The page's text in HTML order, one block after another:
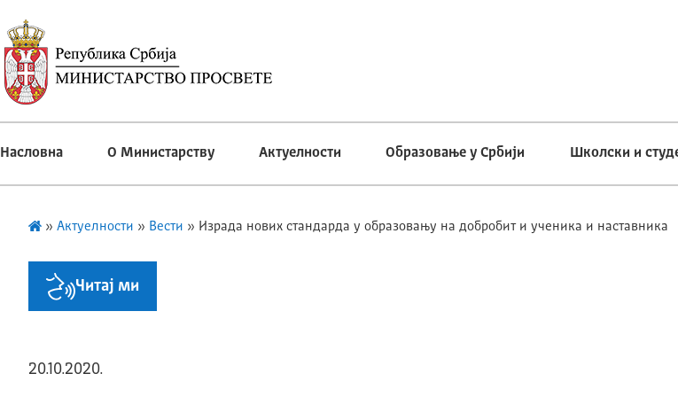
Насловна О Министарству Актуелности Образовање у Србији Школски и
» Актуелности » Вести » Израда нових стандарда у образовању на добробит и ученика и наставника
Читај ми
20.10.2020.